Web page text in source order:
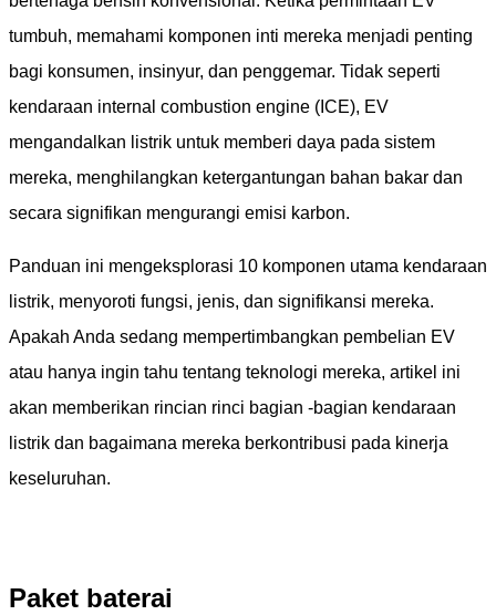
tumbuh, memahami komponen inti mereka menjadi penting
bagi konsumen, insinyur, dan penggemar. Tidak seperti
kendaraan internal combustion engine (ICE), EV
mengandalkan listrik untuk memberi daya pada sistem
mereka, menghilangkan ketergantungan bahan bakar dan
secara signifikan mengurangi emisi karbon.
Panduan ini mengeksplorasi 10 komponen utama kendaraan
listrik, menyoroti fungsi, jenis, dan signifikansi mereka.
Apakah Anda sedang mempertimbangkan pembelian EV
atau hanya ingin tahu tentang teknologi mereka, artikel ini
akan memberikan rincian rinci bagian -bagian kendaraan
listrik dan bagaimana mereka berkontribusi pada kinerja
keseluruhan.
Paket baterai